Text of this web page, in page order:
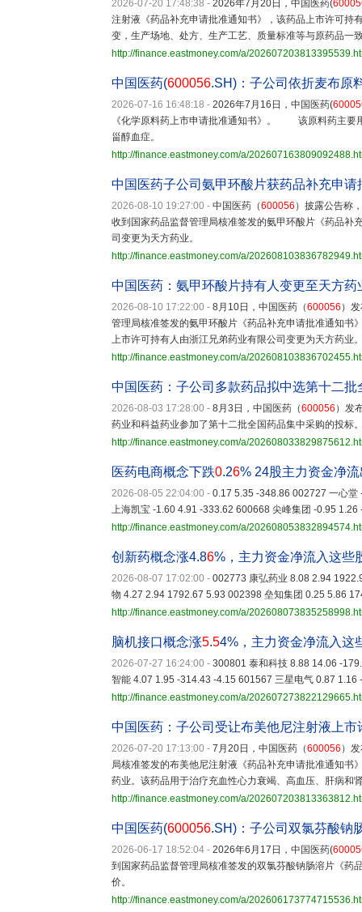
2026-07-20 17:48:38 - 2026年7月20日，中国医药(
注射液《药品补充申请批准通知书》，该药品上市许可持
变，生产场地、处方、生产工艺、质量标准等与原药品一
http://finance.eastmoney.com/a/
中国医药(600056.SH)：子公司依折麦布原
2026-07-16 16:48:18 - 2026年7月16日，中国医药(
《化学原料药上市申请批准通知书》。 该原料药主要
甾醇血症。
http://finance.eastmoney.com/a/
中国医药子公司氨甲环酸片获药品补充申请
2026-08-10 19:27:00 - 中国医药（600056 ）披露公告称
收到国家药品监督管理局核准签发的氨甲环酸片《药品补
司变更为天方药业。
http://finance.eastmoney.com/a/
中国医药：氨甲环酸片持有人变更至天方
2026-08-10 17:22:00 - 8月10日，中国医药（600056 ）
管理局核准签发的氨甲环酸片《药品补充申请批准通知
上市许可持有人由浙江兄弟药业有限公司变更为天方药业
http://finance.eastmoney.com/a/
中国医药：子公司多款药品拟中选第十二批
2026-08-03 17:28:00 - 8月3日，中国医药（600056 ）发
药业和科益药业参加了第十二批全国药品集中采购的投标
http://finance.eastmoney.com/a/
医药电商概念下跌0.26% 24股主力资金净
2026-08-05 22:04:00 - 0.17 5.35 -348.86 002727 一心
上海凯宝 -1.60 4.91 -333.62 600668 尖峰集团 -0.95
http://finance.eastmoney.com/a/
创新药概念涨4.86%，主力资金净流入这些
2026-08-07 17:02:00 - 002773 康弘药业 8.08 2.94
物 4.27 2.94 1792.67 5.93 002398 垒知集团 0.25 5.86
http://finance.eastmoney.com/a/
脑机接口概念涨5.54%，主力资金净流入这
2026-07-27 16:24:00 - 300801 泰和科技 8.88 14.06 -
智能 4.07 1.95 -314.43 -4.15 601567 三星电气 0.87
http://finance.eastmoney.com/a/
中国医药：子公司受让布美他尼注射液上市
2026-07-20 17:13:00 - 7月20日，中国医药（600056 ）
局核准签发的布美他尼注射液《药品补充申请批准通知书
药业。该药品用于治疗充血性心力衰竭、高血压、肝病和
http://finance.eastmoney.com/a/
中国医药(600056.SH)：子公司双氯芬酸钠
2026-06-17 18:52:04 - 2026年6月17日，中国医药(
到国家药品监督管理局核准签发的双氯芬酸钠肠溶片《药
价。
http://finance.eastmoney.com/a/